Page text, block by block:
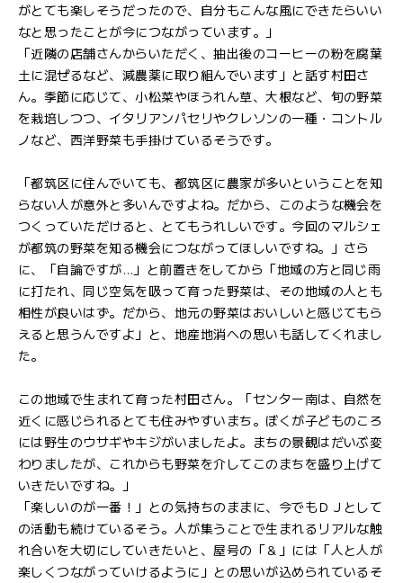
がとても楽しそうだったので、自分もこんな風にできたらいい
なと思ったことが今につながっています。」
「近隣の店舗さんからいただく、抽出後のコーヒーの粉を腐葉
土に混ぜるなど、減農薬に取り組んでいます」と話す村田さ
ん。季節に応じて、小松菜やほうれん草、大根など、旬の野菜
を栽培しつつ、イタリアンパセリやクレソンの一種・コントル
ノなど、西洋野菜も手掛けているそうです。
「都筑区に住んでいても、都筑区に農家が多いということを知
らない人が意外と多いんですよね。だから、このような機会を
つくっていただけると、とてもうれしいです。今回のマルシェ
が都筑の野菜を知る機会につながってほしいですね。」さら
に、「自論ですが…」と前置きをしてから「地域の方と同じ雨
に打たれ、同じ空気を吸って育った野菜は、その地域の人とも
相性が良いはず。だから、地元の野菜はおいしいと感じてもら
えると思うんですよ」と、地産地消への思いも話してくれまし
た。
この地域で生まれて育った村田さん。「センター南は、自然を
近くに感じられるとても住みやすいまち。ぼくが子どものころ
には野生のウサギやキジがいましたよ。まちの景観はだいぶ変
わりましたが、これからも野菜を介してこのまちを盛り上げて
いきたいですね。」
「楽しいのが一番！」との気持ちのままに、今でもＤＪとして
の活動も続けているそう。人が集うことで生まれるリアルな触
れ合いを大切にしていきたいと、屋号の「＆」には「人と人が
楽しくつながっていけるように」との思いが込められているそ